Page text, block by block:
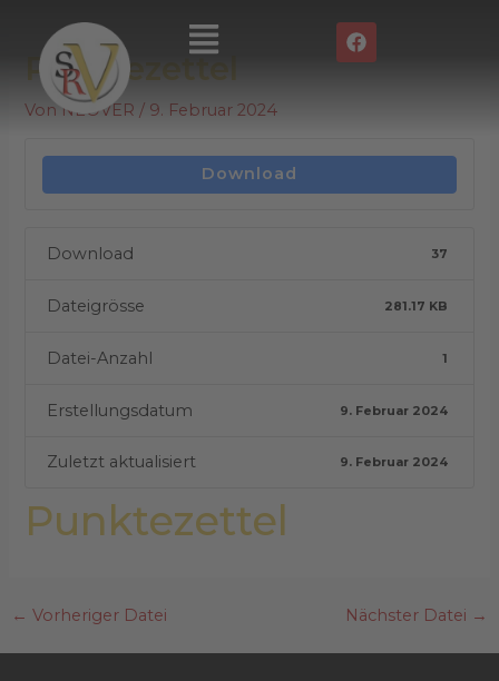
Inhalt
springen
Main
Menu
F
a
o
Punktezettel
Von NEOVER/ 9. Februar 2024
Download
Download 37
Dateigrösse 281.17 KB
Datei-Anzahl 1
Erstellungsdatum 9. Februar 2024
Zuletzt aktualisiert 9. Februar 2024
Punktezettel
navigation
← Vorheriger Datei Nächster Datei →